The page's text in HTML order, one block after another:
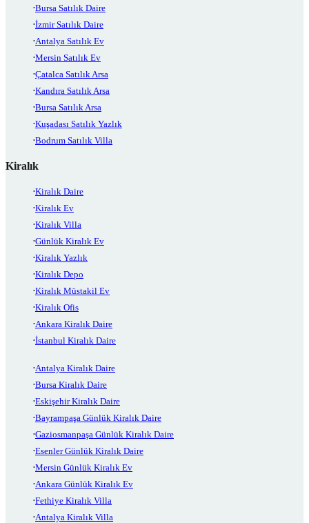
Bursa Satılık Daire
İzmir Satılık Daire
Antalya Satılık Ev
Mersin Satılık Ev
Çatalca Satılık Arsa
Kandıra Satılık Arsa
Bursa Satılık Arsa
Kuşadası Satılık Yazlık
Bodrum Satılık Villa
Kiralık
Kiralık Daire
Kiralık Ev
Kiralık Villa
Günlük Kiralık Ev
Kiralık Yazlık
Kiralık Depo
Kiralık Müstakil Ev
Kiralık Ofis
Ankara Kiralık Daire
İstanbul Kiralık Daire
Antalya Kiralık Daire
Bursa Kiralık Daire
Eskişehir Kiralık Daire
Bayrampaşa Günlük Kiralık Daire
Gaziosmanpaşa Günlük Kiralık Daire
Esenler Günlük Kiralık Daire
Mersin Günlük Kiralık Ev
Ankara Günlük Kiralık Ev
Fethiye Kiralık Villa
Antalya Kiralık Villa